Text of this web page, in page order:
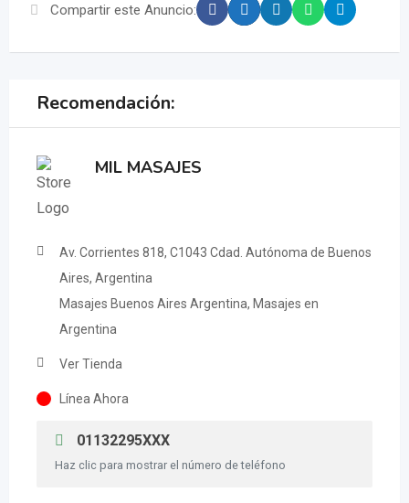
Compartir este Anuncio:
Recomendación:
MIL MASAJES
Av. Corrientes 818, C1043 Cdad. Autónoma de Buenos
Aires, Argentina
Masajes Buenos Aires Argentina, Masajes en
Argentina
Ver Tienda
Línea Ahora
01132295XXX
Haz clic para mostrar el número de teléfono